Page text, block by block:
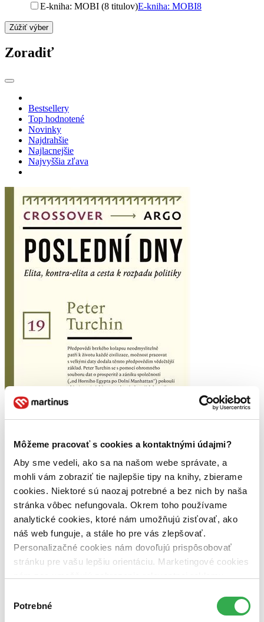
Môžeme pracovať s cookies a kontaktnými údajmi?
Aby sme vedeli, ako sa na našom webe správate, a
mohli vám zobraziť tie najlepšie tipy na knihy, zbierame
cookies. Niektoré sú naozaj potrebné a bez nich by naša
stránka vôbec nefungovala. Okrem toho používame
analytické cookies, ktoré nám umožňujú zisťovať, ako
náš web funguje, a stále ho pre vás zlepšovať.
Personalizačné cookies nám dovoľujú prispôsobovať
stránku pre vašu lepšiu orientáciu. Marketingové cookies
nám pomohlo, keby sme mohli používať všetky tieto
súhlasu
Potrebné
E-kniha: MOBI (8 titulov)E-kniha: MOBI8
Zúžiť výber
Zoradiť
Bestsellery
Top hodnotené
Novinky
Najdrahšie
Najlacnejšie
Najvyššia zľava
CZ
Crossover 19
Předpovědi brzkého kolapsu neodmyslitelně patří k životu každé
civilizace, možnost pracovat s velkými daty dodala těmto
předpovědím vědečtější základ. Peter Turchin se s pomocí
ohromného souboru dat o prosperitě a zániku společností v časovém
rozpětí...
Knihabrožovaná väzba
Na sklade 3 ks
Túto knihu máme síce aktuálne na sklade, máme však už iba